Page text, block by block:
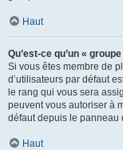
Haut
Qu’est-ce qu’un «
Si vous êtes membre de
d’utilisateurs par défaut
le rang qui vous sera
peuvent vous autoriser à
défaut depuis le panneau
Haut